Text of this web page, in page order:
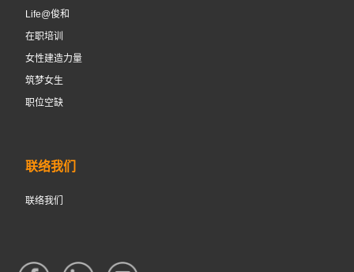
Life@俊和
在职培训
女性建造力量
筑梦女生
职位空缺
联络我们
联络我们